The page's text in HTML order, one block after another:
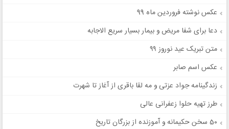
عکس نوشته فروردین ماه 99
دعا برای شفا مریض و بیمار بسیار سریع الاجابه
متن تبریک عید نوروز ۹۹
عکس اسم صابر
زندگینامه جواد عزتی و مه لقا باقری از آغاز تا شهرت
طرز تهیه حلوا زعفرانی عالی
50 سخن حکیمانه و آموزنده از بزرگان تاریخ